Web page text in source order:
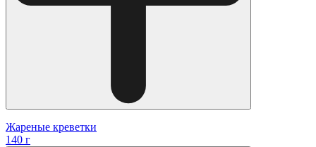
Жареные креветки
140 г